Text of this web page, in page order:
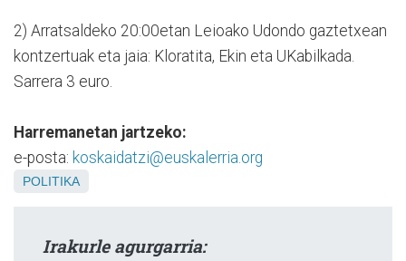
2) Arratsaldeko 20:00etan Leioako Udondo gaztetxean
kontzertuak eta jaia: Kloratita, Ekin eta UKabilkada.
Sarrera 3 euro.
Harremanetan jartzeko:
e-posta: koskaidatzi@euskalerria.org
POLITIKA
Irakurle agurgarria: